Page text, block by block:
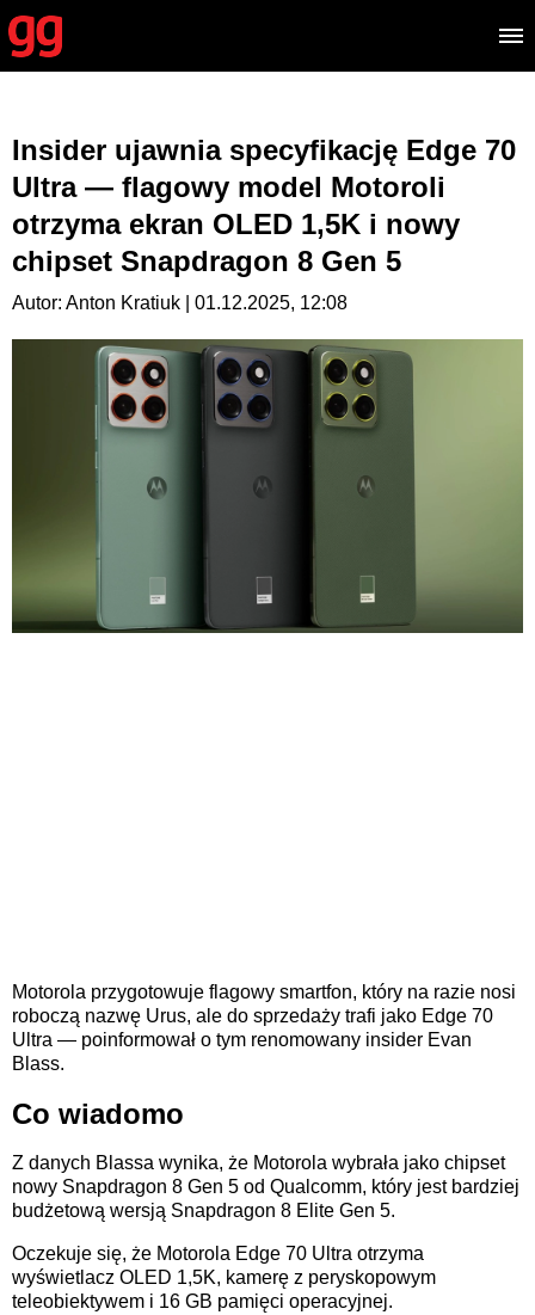
Insider ujawnia specyfikację Edge 70
Ultra — flagowy model Motoroli
otrzyma ekran OLED 1,5K i nowy
chipset Snapdragon 8 Gen 5
Autor: Anton Kratiuk | 01.12.2025, 12:08
Motorola przygotowuje flagowy smartfon, który na razie nosi
roboczą nazwę Urus, ale do sprzedaży trafi jako Edge 70
Ultra — poinformował o tym renomowany insider Evan
Blass.
Co wiadomo
Z danych Blassa wynika, że Motorola wybrała jako chipset
nowy Snapdragon 8 Gen 5 od Qualcomm, który jest bardziej
budżetową wersją Snapdragon 8 Elite Gen 5.
Oczekuje się, że Motorola Edge 70 Ultra otrzyma
wyświetlacz OLED 1,5K, kamerę z peryskopowym
teleobiektywem i 16 GB pamięci operacyjnej.